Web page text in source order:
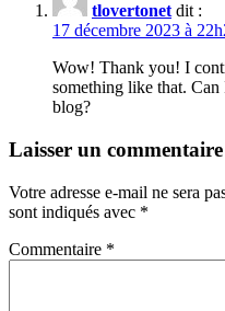
tlovertonet dit :
17 décembre 2023 à
Wow! Thank you! I
something like that.
blog?
Laisser un commentaire
Votre adresse e-mail ne sera
sont indiqués avec *
Commentaire *